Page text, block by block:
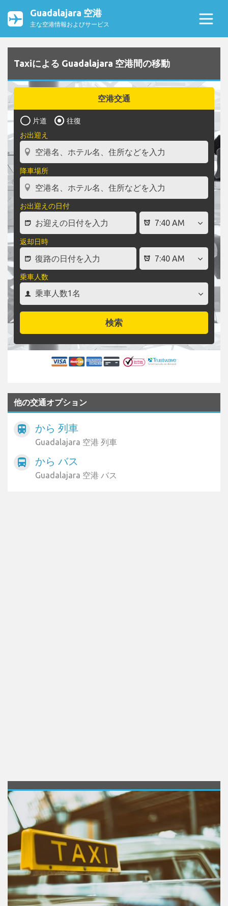
Guadalajara 空港
主な空港情報およびサービス
Taxiによる Guadalajara 空港間の移動
空港交通
片道
往復
お出迎え
降車場所
お出迎えの日付
返却日時
乗車人数
検索
他の交通オプション
train から 列車
Guadalajara 空港 列車
directions_bus から バス
Guadalajara 空港 バス